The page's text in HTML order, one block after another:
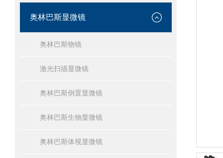
奥林巴斯显微镜
奥林巴斯物镜
激光扫描显微镜
奥林巴斯倒置显微镜
奥林巴斯生物显微镜
奥林巴斯体视显微镜